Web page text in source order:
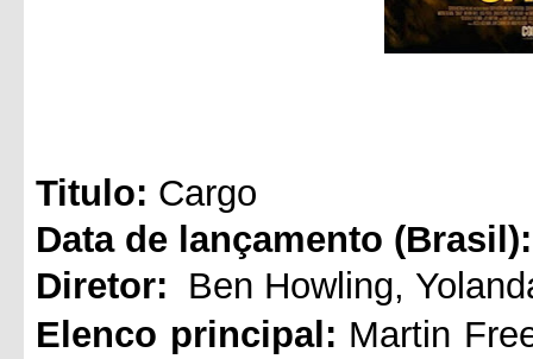
Titulo: Cargo
Data de lançamento (Brasil):
Diretor: Ben Howling,
Elenco principal: Martin